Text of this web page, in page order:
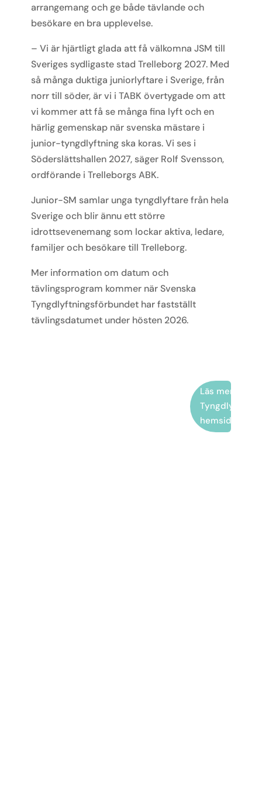
arrangemang och ge både tävlande och
besökare en bra upplevelse.
– Vi är hjärtligt glada att få välkomna JSM till
Sveriges sydligaste stad Trelleborg 2027. Med
så många duktiga juniorlyftare i Sverige, från
norr till söder, är vi i TABK övertygade om att
vi kommer att få se många fina lyft och en
härlig gemenskap när svenska mästare i
junior-tyngdlyftning ska koras. Vi ses i
Söderslättshallen 2027, säger Rolf Svensson,
ordförande i Trelleborgs ABK.
Junior-SM samlar unga tyngdlyftare från hela
Sverige och blir ännu ett större
idrottsevenemang som lockar aktiva, ledare,
familjer och besökare till Trelleborg.
Mer information om datum och
tävlingsprogram kommer när Svenska
Tyngdlyftningsförbundet har fastställt
tävlingsdatumet under hösten 2026.
Läs mer på
hemsida